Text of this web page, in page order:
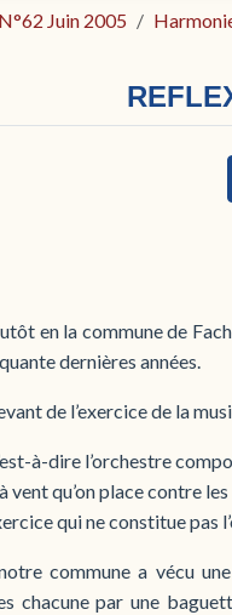
N°62 Juin 2005
en la commune de
dernières années.
de l’exercice de la
à-dire l’orchestre
vent qu’on place contre
qui ne constitue pas
commune a vécu
chacune par une